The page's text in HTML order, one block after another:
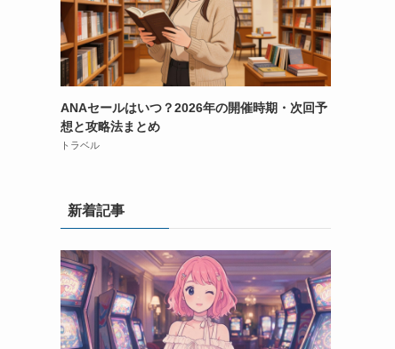
ANAセールはいつ？2026年の開催時期・次回予
想と攻略法まとめ
トラベル
新着記事